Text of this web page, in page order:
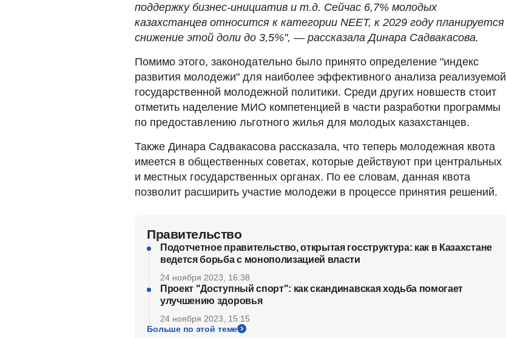
поддержку бизнес-инициатив и т.д. Сейчас 6,7% молодых
казахстанцев относится к категории NEET, к 2029 году планируется
снижение этой доли до 3,5%", — рассказала Динара Садвакасова.
Помимо этого, законодательно было принято определение "индекс
развития молодежи" для наиболее эффективного анализа реализуемой
государственной молодежной политики. Среди других новшеств стоит
отметить наделение МИО компетенцией в части разработки программы
по предоставлению льготного жилья для молодых казахстанцев.
Также Динара Садвакасова рассказала, что теперь молодежная квота
имеется в общественных советах, которые действуют при центральных
и местных государственных органах. По ее словам, данная квота
позволит расширить участие молодежи в процессе принятия решений.
Правительство
Подотчетное правительство, открытая госструктура: как в Казахстане
ведется борьба с монополизацией власти
24 ноября 2023, 16:38
Проект "Доступный спорт": как скандинавская ходьба помогает
улучшению здоровья
24 ноября 2023, 15:15
Больше по этой теме